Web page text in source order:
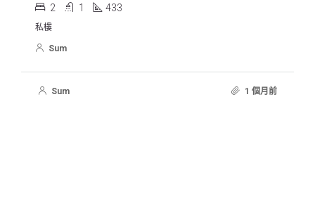
2 1 433
私樓
Sum
Sum 1 個月前